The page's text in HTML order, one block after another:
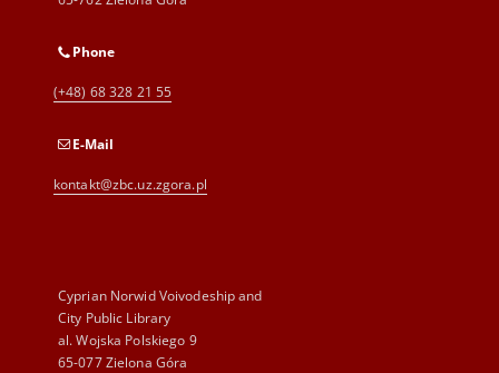
Phone
(+48) 68 328 21 55
E-Mail
kontakt@zbc.uz.zgora.pl
Cyprian Norwid Voivodeship and
City Public Library
al. Wojska Polskiego 9
65-077 Zielona Góra